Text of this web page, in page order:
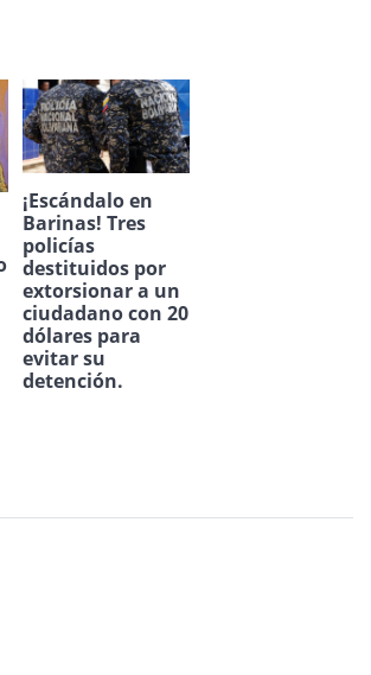
¡Escándalo en
Barinas! Tres
policías
destituidos por
extorsionar a un
ciudadano con 20
dólares para
evitar su
detención.